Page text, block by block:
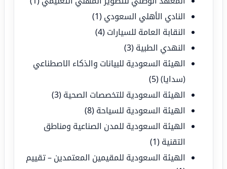
النادي الأهلي السعودي (1)
النقابة العامة للسيارات (4)
النهدي الطبية (3)
الهيئة السعودية للبيانات والذكاء الاصطناعي
(سدايا)(5)
الهيئة السعودية للتخصصات الصحية (3)
الهيئة السعودية للسياحة (8)
الهيئة السعودية للمدن الصناعية ومناطق
التقنية (1)
الهيئة السعودية للمقيمين المعتمدين – تقييم